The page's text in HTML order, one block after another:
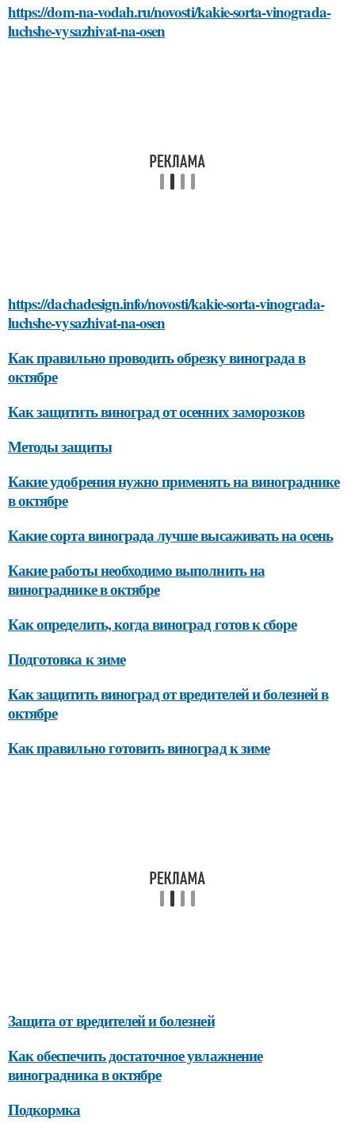
https://dom-na-vodah.ru/novosti/kakie-sorta-vinograda-
luchshe-vysazhivat-na-osen
https://dachadesign.info/novosti/kakie-sorta-vinograda-
luchshe-vysazhivat-na-osen
Как правильно проводить обрезку винограда в
октябре
Как защитить виноград от осенних заморозков
Методы защиты
Какие удобрения нужно применять на винограднике
в октябре
Какие сорта винограда лучше высаживать на осень
Какие работы необходимо выполнить на
винограднике в октябре
Как определить, когда виноград готов к сборе
Подготовка к зиме
Как защитить виноград от вредителей и болезней в
октябре
Как правильно готовить виноград к зиме
Защита от вредителей и болезней
Как обеспечить достаточное увлажнение
виноградника в октябре
Подкормка